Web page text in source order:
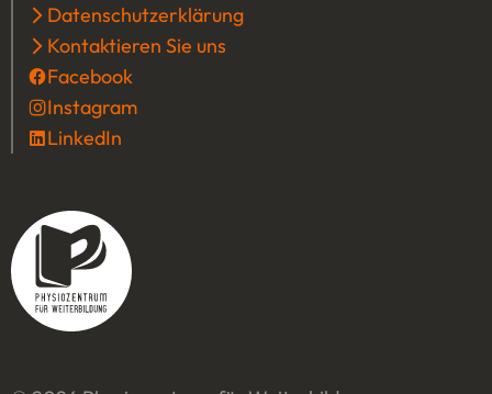
Datenschutzerklärung
Kontaktieren Sie uns
Facebook
Instagram
LinkedIn